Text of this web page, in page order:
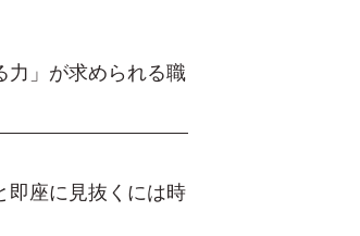
力」が求められる職
即座に見抜くには時